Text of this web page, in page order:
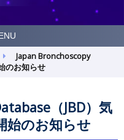
Japan Bronchoscopy
のお知らせ
（JBD）気
始のお知らせ